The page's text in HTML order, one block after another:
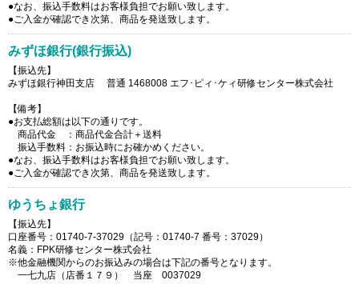
●なお、振込手数料はお客様負担でお願い致します。
●ご入金が確認でき次第、商品を発送致します。
みずほ銀行(銀行振込)
【振込先】
みずほ銀行神田支店 普通 1468008 エフ･ピィ･ケィ研修センター株式会社
【備考】
●お支払総額は以下の通りです。
商品代金 ：商品代金合計＋送料
振込手数料：お振込時にお確かめください。
●なお、振込手数料はお客様負担でお願い致します。
●ご入金が確認でき次第、商品を発送致します。
ゆうちょ銀行
【振込先】
口座番号：01740-7-37029（記号：01740-7 番号：37029）
名義：FPK研修センター株式会社
※他金融機関からのお振込みの場合は下記の番号となります。
一七九店（店番１７９） 当座 0037029